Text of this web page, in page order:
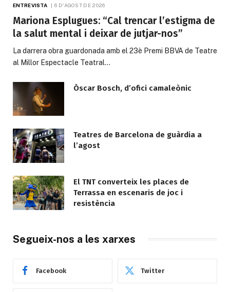
ENTREVISTA 6 D'AGOST DE 2026
Mariona Esplugues: “Cal trencar l’estigma de
la salut mental i deixar de jutjar-nos”
La darrera obra guardonada amb el 23è Premi BBVA de Teatre
al Millor Espectacle Teatral…
Òscar Bosch, d’ofici camaleònic
Teatres de Barcelona de guàrdia a
l’agost
El TNT converteix les places de
Terrassa en escenaris de joc i
resistència
Segueix-nos a les xarxes
Facebook Twitter